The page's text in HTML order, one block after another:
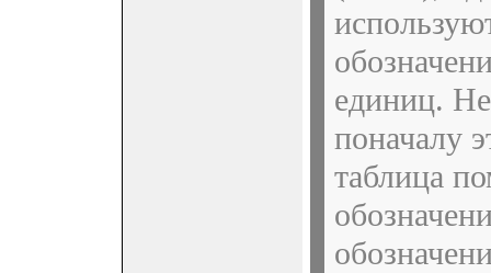
единиц.
поначалу
таблица